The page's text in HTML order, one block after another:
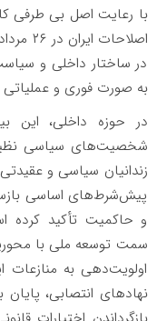
با رعایت اصل بی طرفی
در ساختار داخلی و
به صورت فوری و
در حوزه داخلی، این
شخصیت‌های سیاسی نظیر
زندانیان سیاسی و
پیش‌شرط‌های اساسی
و حاکمیت تأکید کرده
سمت توسعه ملی با
اولویت‌دهی به منازعات
نهادهای انتصابی،